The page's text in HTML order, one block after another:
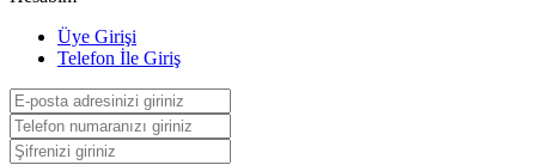
Üye Girişi
Telefon İle Giriş